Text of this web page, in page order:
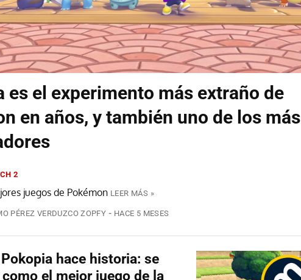
es el experimento más extraño de
en años, y también uno de los más
2
juegos de Pokémon LEER MÁS »
PÉREZ VERDUZCO ZOPFY HACE 5 MESES
hace historia: se
el mejor juego de la